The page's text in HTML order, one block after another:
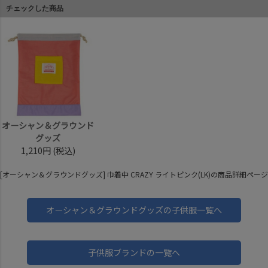
チェックした商品
オーシャン＆グラウンド
グッズ
1,210円 (税込)
[オーシャン＆グラウンドグッズ] 巾着中 CRAZY ライトピンク(LK)の商品詳細ページ
オーシャン＆グラウンドグッズの子供服一覧へ
子供服ブランドの一覧へ